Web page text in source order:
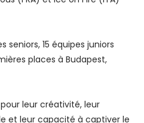
seniors, 15 équipes juniors
places à Budapest,
leur créativité, leur
et leur capacité à captiver le